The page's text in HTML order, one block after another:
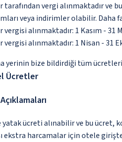
tarafından vergi alınmaktadır ve
veya indirimler olabilir. Daha
vergisi alınmaktadır: 1 Kasım -
vergisi alınmaktadır: 1 Nisan - 31
yerinin bize bildirdiği tüm
Ücretler
yatak ücreti alınabilir ve bu
ekstra harcamalar için otele